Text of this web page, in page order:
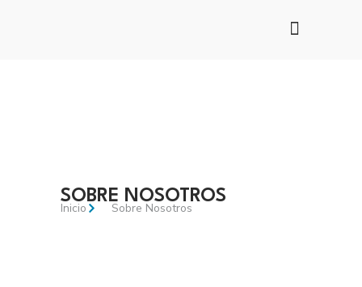
SOBRE NOSOTROS
Inicio Sobre Nosotros